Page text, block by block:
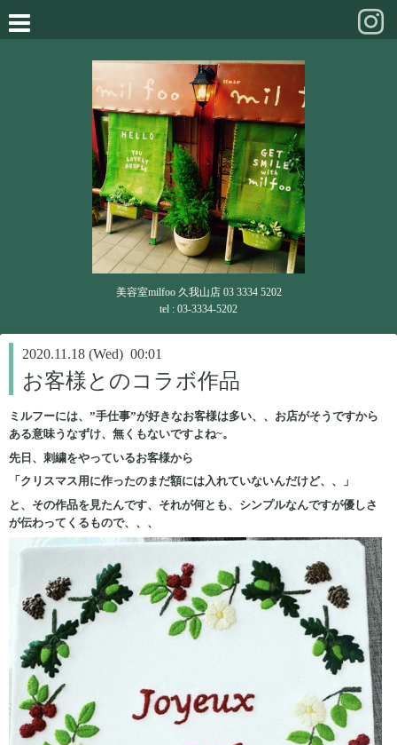
美容室milfoo 久我山店 03 3334 5202
tel : 03-3334-5202
2020.11.18 (Wed) 00:01
お客様とのコラボ作品
ミルフーには、”手仕事”が好きなお客様は多い、、お店がそうですから
ある意味うなずけ、無くもないですよね~。
先日、刺繍をやっているお客様から
「クリスマス用に作ったのまだ額には入れていないんだけど、、」
と、その作品を見たんです、それが何とも、シンプルなんですが優しさ
が伝わってくるもので、、、